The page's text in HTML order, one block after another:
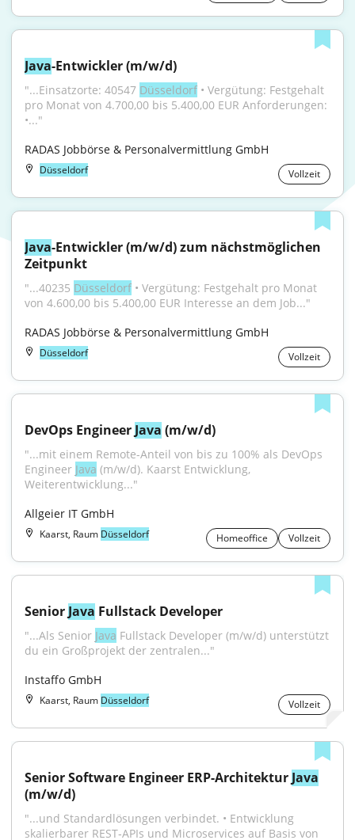
Java-Entwickler (m/w/d)
"...Einsatzorte: 40547 Düsseldorf • Vergütung: Festgehalt
pro Monat von 4.700,00 bis 5.400,00 EUR Anforderungen:
•..."
RADAS Jobbörse & Personalvermittlung GmbH
Düsseldorf Vollzeit
Java-Entwickler (m/w/d) zum nächstmöglichen
Zeitpunkt
"...40235 Düsseldorf • Vergütung: Festgehalt pro Monat
von 4.600,00 bis 5.400,00 EUR Interesse an dem Job..."
RADAS Jobbörse & Personalvermittlung GmbH
Düsseldorf Vollzeit
DevOps Engineer Java (m/w/d)
"...mit einem Remote-Anteil von bis zu 100% als DevOps
Engineer Java (m/w/d). Kaarst Entwicklung,
Weiterentwicklung..."
Allgeier IT GmbH
Kaarst, Raum Düsseldorf Homeoffice Vollzeit
Senior Java Fullstack Developer
"...Als Senior Java Fullstack Developer (m/w/d) unterstützt
du ein Großprojekt der zentralen..."
Instaffo GmbH
Kaarst, Raum Düsseldorf Vollzeit
Senior Software Engineer ERP-Architektur Java
(m/w/d)
"...und Standardlösungen verbindet. • Entwicklung